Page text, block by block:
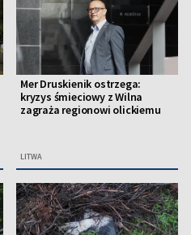
Mer Druskienik ostrzega:
kryzys śmieciowy z Wilna
zagraża regionowi olickiemu
LITWA